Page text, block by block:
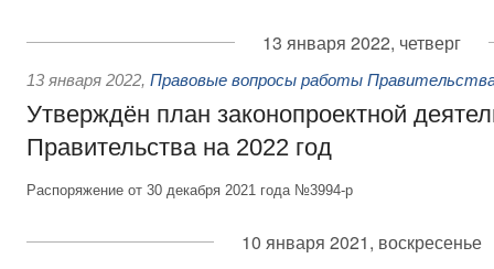
13 января 2022, четверг
13 января 2022, Правовые вопросы работы
Утверждён план законопроектной
Правительства на 2022 год
Распоряжение от 30 декабря 2021 года №3994-р
10 января 2021, воскресенье